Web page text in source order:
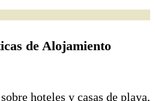
de Alojamiento
hoteles y casas de playa,